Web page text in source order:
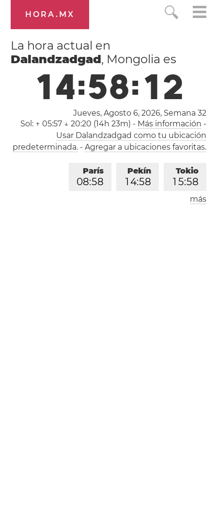
HORA.MX
La hora actual en
Dalandzadgad, Mongolia es
14:58:13
Jueves, Agosto 6, 2026, Semana 32
Sol: ↑ 05:57 ↓ 20:20 (14h 23m) - Más información -
Usar Dalandzadgad como tu ubicación
predeterminada.- Agregar a ubicaciones favoritas.
Tokio
1 5:58
Pekín
1 4:58
París
08:58
Londres
más